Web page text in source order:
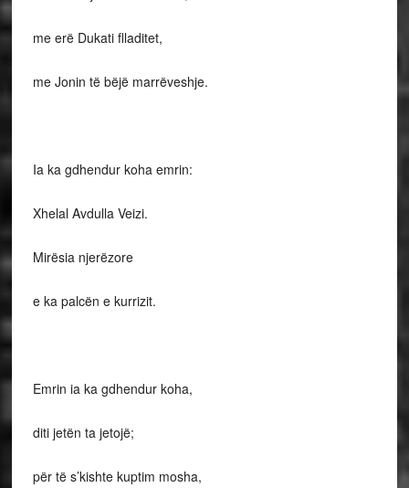
me erë Dukati flladitet,
me Jonin të bëjë marrëveshje.
Ia ka gdhendur koha emrin:
Xhelal Avdulla Veizi.
Mirësia njerëzore
e ka palcën e kurrizit.
Emrin ia ka gdhendur koha,
diti jetën ta jetojë;
për të s’kishte kuptim mosha,